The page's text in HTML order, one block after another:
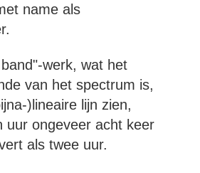
name als
werk, wat het
van het spectrum is,
)lineaire lijn zien,
uur ongeveer acht keer
als twee uur.